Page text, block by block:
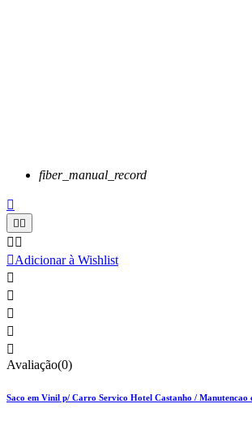
fiber_manual_record

 
 
Adicionar à Wishlist





Avaliação(0)
Saco em Vinil p/ Carro Servico Hotel Castanho / Manutencao